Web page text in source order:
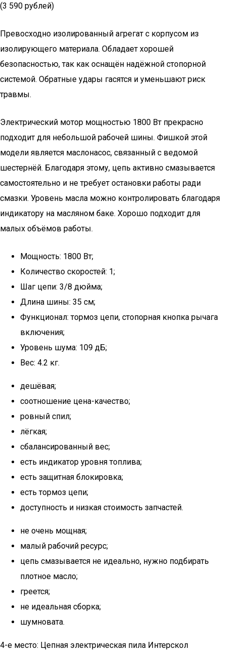
(3 590 рублей)
Превосходно изолированный агрегат с корпусом из
изолирующего материала. Обладает хорошей
безопасностью, так как оснащён надёжной стопорной
системой. Обратные удары гасятся и уменьшают риск
травмы.
Электрический мотор мощностью 1800 Вт прекрасно
подходит для небольшой рабочей шины. Фишкой этой
модели является маслонасос, связанный с ведомой
шестернёй. Благодаря этому, цепь активно смазывается
самостоятельно и не требует остановки работы ради
смазки. Уровень масла можно контролировать благодаря
индикатору на масляном баке. Хорошо подходит для
малых объёмов работы.
Мощность: 1800 Вт;
Количество скоростей: 1;
Шаг цепи: 3/8 дюйма;
Длина шины: 35 см;
Функционал: тормоз цепи, стопорная кнопка рычага
включения;
Уровень шума: 109 дБ;
Вес: 4.2 кг.
дешёвая;
соотношение цена-качество;
ровный спил;
лёгкая;
сбалансированный вес;
есть индикатор уровня топлива;
есть защитная блокировка;
есть тормоз цепи;
доступность и низкая стоимость запчастей.
не очень мощная;
малый рабочий ресурс;
цепь смазывается не идеально, нужно подбирать
плотное масло;
греется;
не идеальная сборка;
шумновата.
4-е место: Цепная электрическая пила Интерскол